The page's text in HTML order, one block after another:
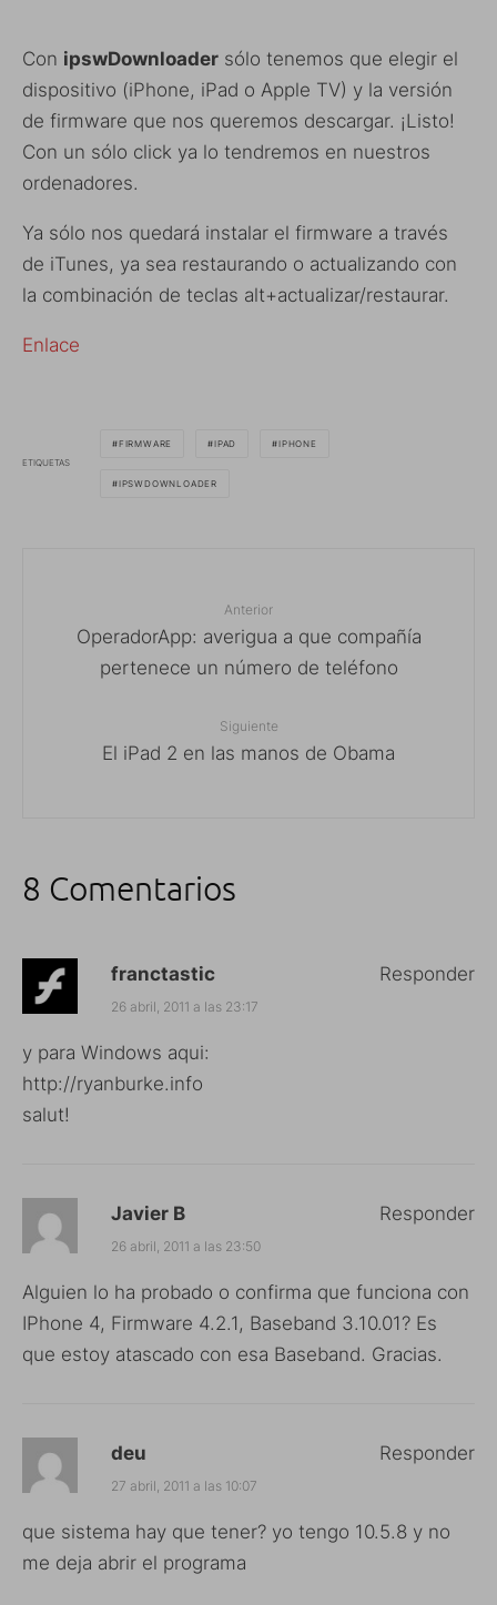
Con ipswDownloader sólo tenemos que elegir el
dispositivo (iPhone, iPad o Apple TV) y la versión
de firmware que nos queremos descargar. ¡Listo!
Con un sólo click ya lo tendremos en nuestros
ordenadores.
Ya sólo nos quedará instalar el firmware a través
de iTunes, ya sea restaurando o actualizando con
la combinación de teclas alt+actualizar/restaurar.
Enlace
ETIQUETAS
FIRMWARE IPAD IPHONE
IPSWDOWNLOADER
Anterior
OperadorApp: averigua a que compañía
pertenece un número de teléfono
Siguiente
El iPad 2 en las manos de Obama
8 Comentarios
franctastic
26 abril, 2011 a las 23:17
y para Windows aqui:
http://ryanburke.info
salut!
Responder
Javier B
26 abril, 2011 a las 23:50
Alguien lo ha probado o confirma que funciona con
IPhone 4, Firmware 4.2.1, Baseband 3.10.01? Es
que estoy atascado con esa Baseband. Gracias.
Responder
deu
27 abril, 2011 a las 10:07
que sistema hay que tener? yo tengo 10.5.8 y no
me deja abrir el programa
Responder